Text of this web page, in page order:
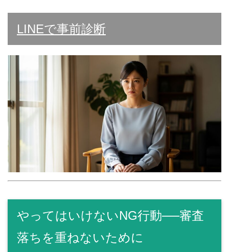
LINEで事前診断
やってはいけないNG行動──審査
落ちを重ねないために